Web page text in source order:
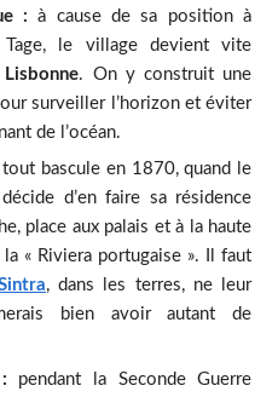
: à cause de sa position à
Tage, le village devient vite
Lisbonne. On y construit une
surveiller l’horizon et éviter
de l’océan.
tout bascule en 1870, quand le
d’en faire sa résidence
place aux palais et à la haute
« Riviera portugaise ». Il faut
, dans les terres, ne leur
bien avoir autant de
pendant la Seconde Guerre